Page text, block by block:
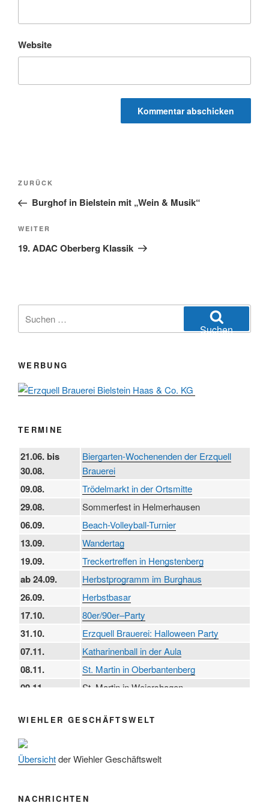
Website
Beitragsnavigation
Vorheriger
Beitrag
ZURÜCK
Burghof in Bielstein mit „Wein & Musik“
Nächster
Beitrag
WEITER
19. ADAC Oberberg Klassik
nach:
Suchen
WERBUNG
TERMINE
21.06. bis
30.08.
Biergarten-Wochenenden der Erzquell
Brauerei
09.08. Trödelmarkt in der Ortsmitte
29.08. Sommerfest in Helmerhausen
06.09. Beach-Volleyball-Turnier
13.09. Wandertag
19.09. Treckertreffen in Hengstenberg
ab 24.09. Herbstprogramm im Burghaus
26.09. Herbstbasar
17.10. 80er/90er–Party
31.10. Erzquell Brauerei: Halloween Party
07.11. Katharinenball in der Aula
08.11. St. Martin in Oberbantenberg
09.11. St. Martin in Weiershagen
11.11. „DÜX“ im Burghaus
14.11.
15.11. Konzert Bielsteiner Männerchor
27.11.
Anknipsfest an der Oberbantenberger
WIEHLER GESCHÄFTSWELT
Übersichtder Wiehler Geschäftswelt
NACHRICHTEN